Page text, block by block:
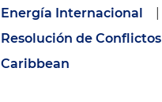
Energía Internacional
Resolución de Conflictos
Caribbean